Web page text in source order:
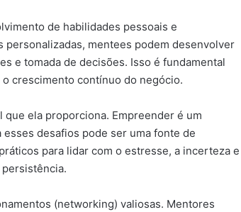
de habilidades pessoais e
mentees podem desenvolver
e tomada de decisões. Isso é fundamental
crescimento contínuo do negócio.
ela proporciona. Empreender é um
desafios pode ser uma fonte de
para lidar com o estresse, a incerteza e
(networking) valiosas. Mentores